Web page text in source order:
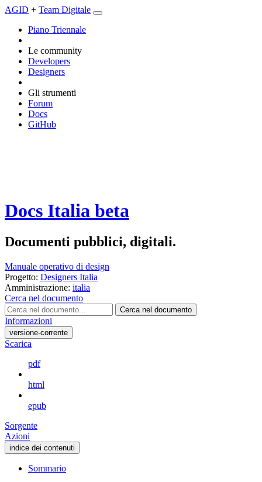
AGID + Team Digitale
Piano Triennale
Le community
Developers
Designers
Gli strumenti
Forum
Docs
GitHub
Docs Italia beta
Documenti pubblici, digitali.
Manuale operativo di design
Progetto: Designers Italia
Amministrazione: italia
Cerca nel documento
Cerca nel documento
Informazioni
versione-corrente
Scarica
pdf
html
epub
Sorgente
Azioni
indice dei contenuti
Sommario